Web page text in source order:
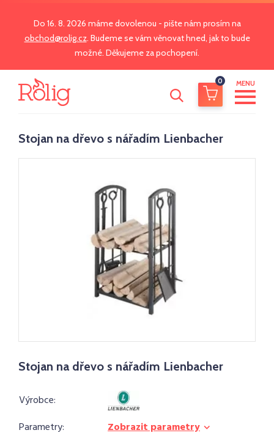
Do 16. 8. 2026 máme dovolenou - pište nám prosím na
obchod@rolig.cz. Budeme se vám věnovat hned, jak to bude
možné. Děkujeme za pochopení.
0 MENU
Stojan na dřevo s nářadím Lienbacher
Stojan na dřevo s nářadím Lienbacher
Výrobce:
Parametry:
Zobrazit parametry